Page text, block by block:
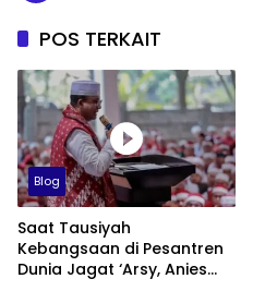
POS TERKAIT
Blog
Saat Tausiyah
Kebangsaan di Pesantren
Dunia Jagat ‘Arsy, Anies